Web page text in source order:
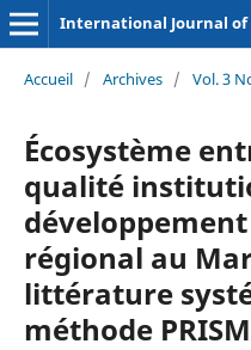
International Journal of
Accueil / Archives / Vol. 3
Écosystème
qualité
régional au
littérature
méthode